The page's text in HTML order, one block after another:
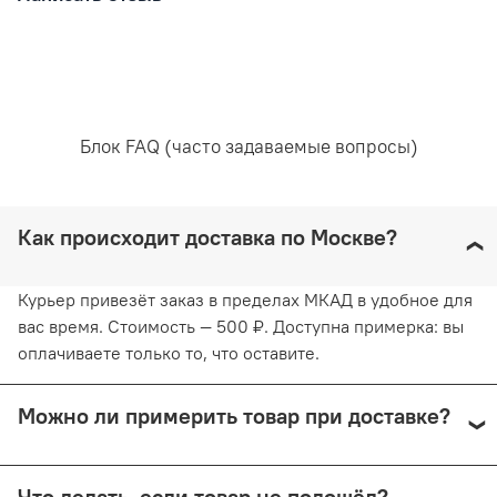
Уход за вещами:
не превышающей 30 градусов. Любое отбеливание
недопустимо и навредит ткани. Отжимайте белье
используя барабанную сушку. Придерживаясь
рекомендаций, вы продлите жизнь белью и сохраните
Блок FAQ (часто задаваемые вопросы)
Как происходит доставка по Москве?
Курьер привезёт заказ в пределах МКАД в удобное для
вас время. Стоимость — 500 ₽. Доступна примерка: вы
оплачиваете только то, что оставите.
Можно ли примерить товар при доставке?